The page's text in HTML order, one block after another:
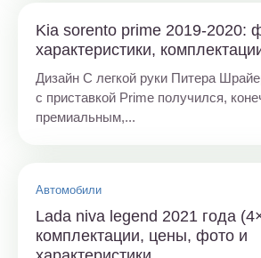
Kia sorento prime 2019-2020:
характеристики,
Дизайн С легкой руки Питера
с приставкой Prime получился,
премиальным,...
Автомобили
Lada niva legend 2021 года
комплектации, цены, фото и